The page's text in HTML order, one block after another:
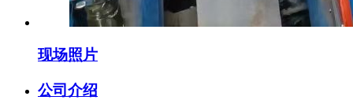
现场照片
公司介绍